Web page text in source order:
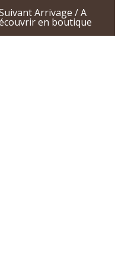
Arrivage / A
en boutique